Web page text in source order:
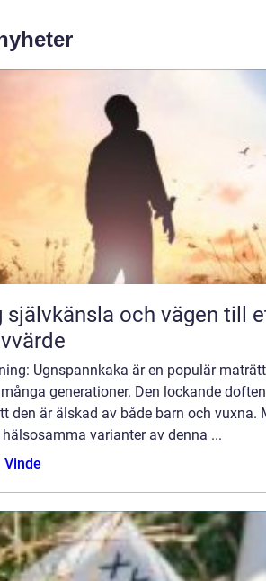
självkänsla och vägen till
Ugnspannkaka är en populär
generationer. Den lockande
den är älskad av både barn och vuxna.
varianter av denna ...
Vinde